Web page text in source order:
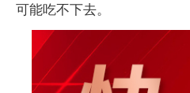
可能吃不下去。